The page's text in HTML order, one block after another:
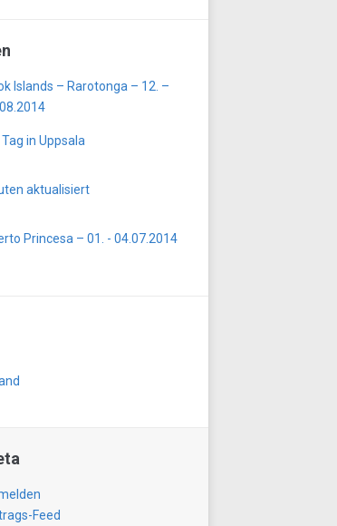
Islands – Rarotonga – 12. –
Tag in Uppsala
aktualisiert
Princesa – 01. - 04.07.2014
Feed